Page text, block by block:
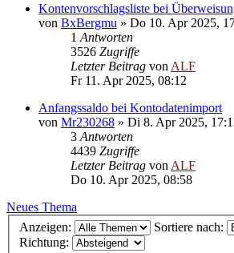
Kontenvorschlagsliste bei
von BxBergmu » Do 10. Apr 2025,
1 Antworten
3526 Zugriffe
Letzter Beitrag von ALF
Fr 11. Apr 2025, 08:12
Anfangssaldo bei Kontodatenimport
von Mr230268 » Di 8. Apr 2025,
3 Antworten
4439 Zugriffe
Letzter Beitrag von ALF
Do 10. Apr 2025, 08:58
Neues Thema
Anzeigen:
Sortiere nach:
Richtung: